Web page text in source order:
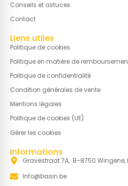
Conseils et astuces
Contact
Liens utiles
Politique de cookies
Politique en matière de
Politique de confidentialité
Condition générales de vente
Mentions légales
Politique de cookies (UE)
Gérer les cookies
Informations
Gravestraat 7A, B-8750 Wingene,
Info@basin.be